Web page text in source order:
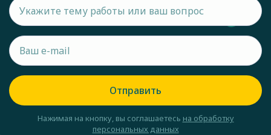
Отправить
Нажимая на кнопку, вы соглашаетесь на обработку
персональных данных